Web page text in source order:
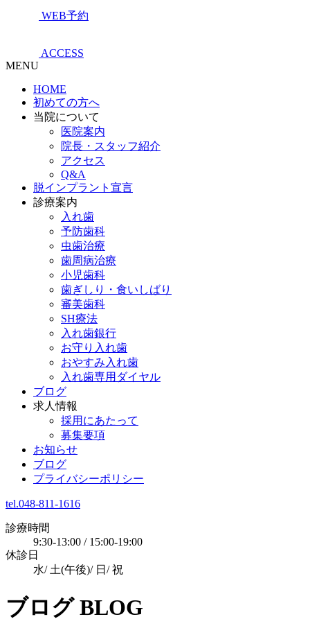
WEB予約
ACCESS
MENU
HOME
初めての方へ
当院について
医院案内
院長・スタッフ紹介
アクセス
Q&A
脱インプラント宣言
診療案内
入れ歯
予防歯科
虫歯治療
歯周病治療
小児歯科
歯ぎしり・食いしばり
審美歯科
SH療法
入れ歯銀行
お守り入れ歯
おやすみ入れ歯
入れ歯専用ダイヤル
ブログ
求人情報
採用にあたって
募集要項
お知らせ
ブログ
プライバシーポリシー
tel.048-811-1616
診療時間
9:30-13:00 / 15:00-19:00
休診日
水/ 土(午後)/ 日/ 祝
ブログ BLOG